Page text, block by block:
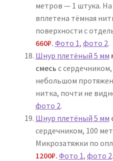
метров — 1 штука.
вплетена тёмная
поверхности с
660₽. Фото 1, фото 2.
Шнур плетёный 5 мм
смесь с
небольшом
нитка, почти не
фото 2.
Шнур плетёный 5 мм
сердечником, 100
Микрозатяжки по
1200₽. Фото 1, фото 2.